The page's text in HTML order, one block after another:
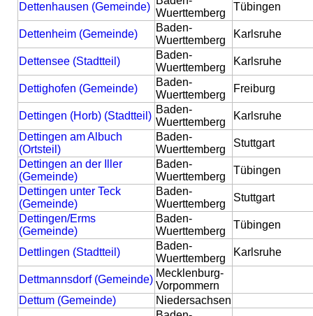
Dettenhausen (Gemeinde)
Wuerttemberg
Tübingen
Dettenheim (Gemeinde)
Baden-
Wuerttemberg
Karlsruhe
Dettensee (Stadtteil)
Baden-
Wuerttemberg
Karlsruhe
Dettighofen (Gemeinde)
Baden-
Wuerttemberg
Freiburg
Dettingen (Horb) (Stadtteil)
Baden-
Wuerttemberg
Karlsruhe
Dettingen am Albuch
(Ortsteil)
Baden-
Wuerttemberg
Stuttgart
Dettingen an der Iller
(Gemeinde)
Baden-
Wuerttemberg
Tübingen
Dettingen unter Teck
(Gemeinde)
Baden-
Wuerttemberg
Stuttgart
Dettingen/Erms
(Gemeinde)
Baden-
Wuerttemberg
Tübingen
Dettlingen (Stadtteil)
Baden-
Wuerttemberg
Karlsruhe
Dettmannsdorf (Gemeinde)
Mecklenburg-
Vorpommern
Dettum (Gemeinde)
Niedersachsen